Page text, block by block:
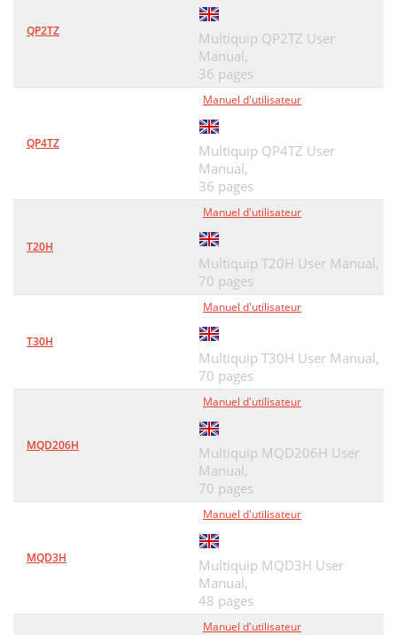
PISTON/RINGS ASSY
K= HOT TEMPERATURE FELT 100g
CYLINDER HEAD ASSY
57
62
68
74
L= SILICON SEALER
76
AIR FILTER ASSY
77
J= HOT TEMPERATURE PASTE
EXHAUST SILENCER ASSY
EXHAUST SILENCER ASSY
STARTER/ALTERNATOR ASSY
INSTRUMENT BOX ASSY
82
QP2TZ
Multiquip QP2TZ User
Manual,
36 pages
QP4TZ
Manuel d'utilisateur
Multiquip QP4TZ User
Manual,
36 pages
T20H
Manuel d'utilisateur
Multiquip T20H User Manual,
70 pages
T30H
Manuel d'utilisateur
Multiquip T30H User Manual,
70 pages
MQD206H
Manuel d'utilisateur
Multiquip MQD206H User
Manual,
70 pages
MQD3H
Manuel d'utilisateur
Multiquip MQD3H User
Manual,
48 pages
Manuel d'utilisateur